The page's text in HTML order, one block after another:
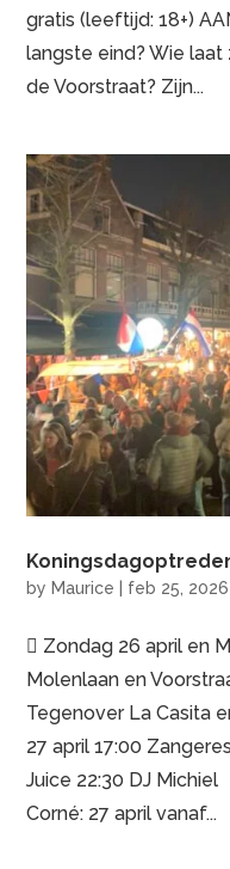
gratis (leeftijd: 18+)
langste eind? Wie
de Voorstraat? Zijn...
by Maurice feb 25, 2026
 Zondag 26 april en
Molenlaan en
Tegenover La Casita
27 april 17:00
Juice 22:30 DJ
Corné: 27 april vanaf...